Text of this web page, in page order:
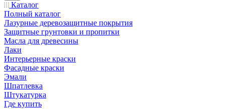
Каталог
Полный каталог
Лазурные деревозащитные покрытия
Защитные грунтовки и пропитки
Масла для древесины
Лаки
Интерьерные краски
Фасадные краски
Эмали
Шпатлевка
Штукатурка
Где купить